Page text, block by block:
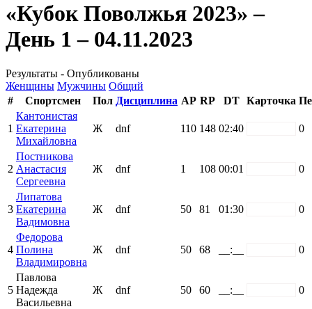
«Кубок Поволжья 2023» –
День 1 – 04.11.2023
Результаты - Опубликованы
Женщины Мужчины Общий
#
Спортсмен Пол Дисциплина AP RP DT Карточка
1
Кантонистая
Екатерина
Михайловна
Ж dnf 110 148 02:40 0
2
Постникова
Анастасия
Сергеевна
Ж dnf 1 108 00:01 0
3
Липатова
Екатерина
Вадимовна
Ж dnf 50 81 01:30 0
4
Федорова
Полина
Владимировна
Ж dnf 50 68 __:__ 0
5
Павлова
Надежда
Васильевна
Ж dnf 50 60 __:__ 0